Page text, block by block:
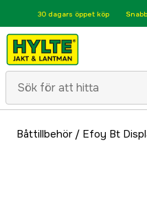
30 dagars öppet köp
Båttillbehör/ Efoy Bt